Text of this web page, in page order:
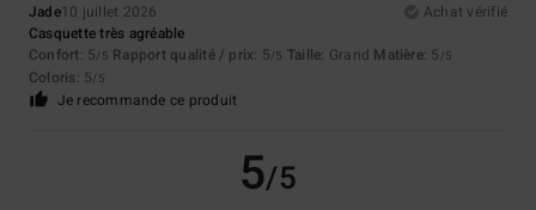
Jade10 juillet 2026
Achat vérifié
Casquette très agréable
Confort: 5/5 Rapport qualité / prix: 5/5 Taille: Grand Matière: 5 /5
Coloris: 5/5
Je recommande ce produit
5/5